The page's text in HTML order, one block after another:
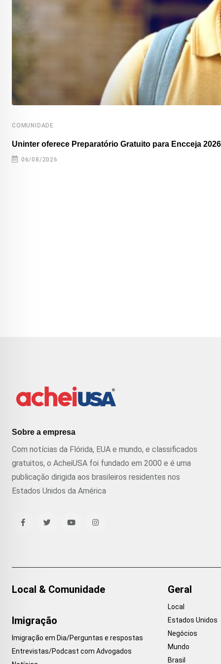
COMUNIDADE
Uninter oferece Preparatório Gratuito para Encceja 2026
06/08/2026
Sobre a empresa
Com notícias da Flórida, EUA e mundo, e classificados
gratuitos, o AcheiUSA foi fundado em 2000 e é uma
publicação dirigida aos brasileiros residentes nos
Estados Unidos da América
Local & Comunidade
Imigração
Imigração em Dia/Perguntas e respostas
Entrevistas/Podcast com Advogados
Geral
Local
Estados Unidos
Negócios
Mundo
Brasil